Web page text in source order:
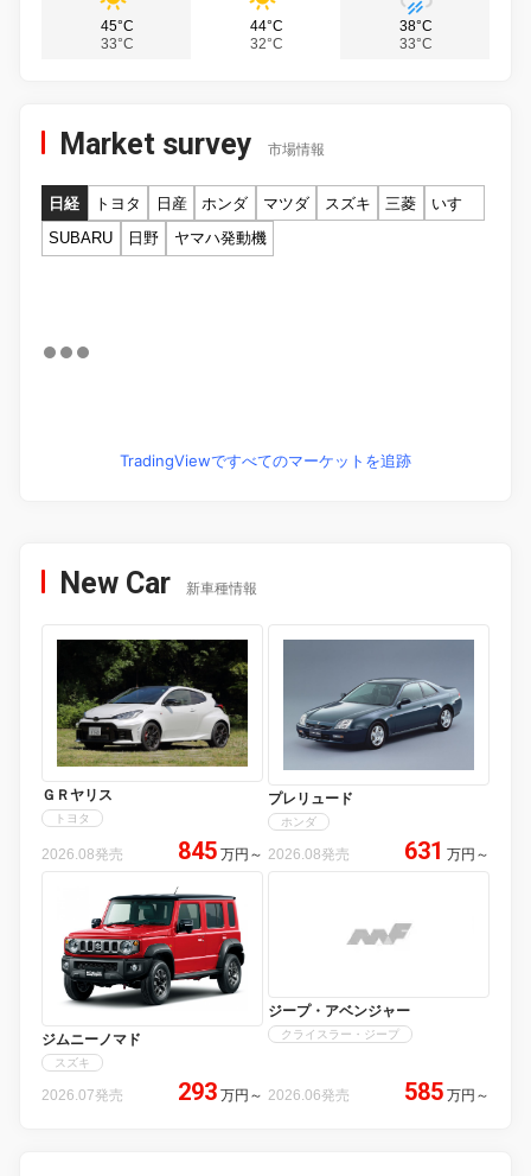
45°C
33°C
44°C
32°C
38°C
33°C
Market survey 市場情報
日経 トヨタ 日産 ホンダ マツダ スズキ 三菱
いすゞ
SUBARU
日野 ヤマハ発動機
TradingViewですべてのマーケットを追跡
New Car 新車種情報
ＧＲヤリス
トヨタ
2026.08発売 845 万円 ～
プレリュード
ホンダ
2026.08発売 631 万円 ～
ジムニーノマド
スズキ
2026.07発売 293 万円 ～
ジープ・アベンジャー
クライスラー・ジープ
2026.06発売 585 万円 ～